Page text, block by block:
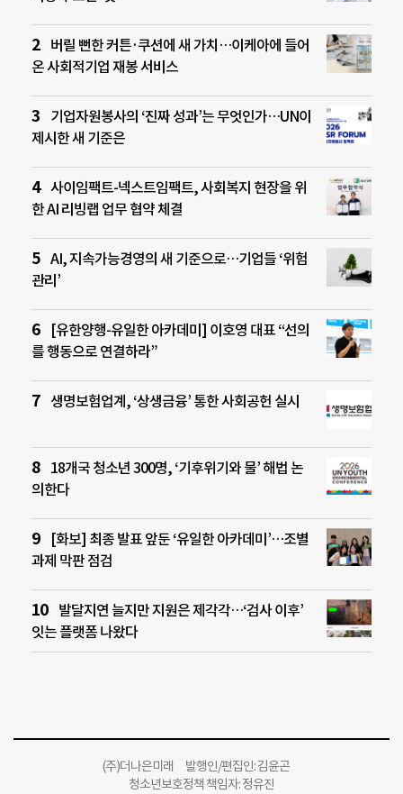
버릴 뻔한 커튼·쿠션에 새 가치…이케아에 들어
온 사회적기업 재봉 서비스
기업자원봉사의 ‘진짜 성과’는 무엇인가…UN이
제시한 새 기준은
사이임팩트-넥스트임팩트, 사회복지 현장을 위
한 AI 리빙랩 업무 협약 체결
AI, 지속가능경영의 새 기준으로…기업들 ‘위험
관리’
[유한양행-유일한 아카데미] 이호영 대표 “선의
를 행동으로 연결하라”
생명보험업계, ‘상생금융’ 통한 사회공헌 실시
18개국 청소년 300명, ‘기후위기와 물’ 해법 논
의한다
[화보] 최종 발표 앞둔 ‘유일한 아카데미’…조별
과제 막판 점검
발달지연 늘지만 지원은 제각각…‘검사 이후’
잇는 플랫폼 나왔다
(주)더나은미래 발행인/편집인: 김윤곤
청소년보호정책 책임자: 정유진